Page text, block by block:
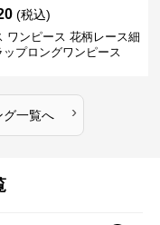
(税込)
ワンピース 花柄レース細
ップロングワンピース
グ一覧へ ›